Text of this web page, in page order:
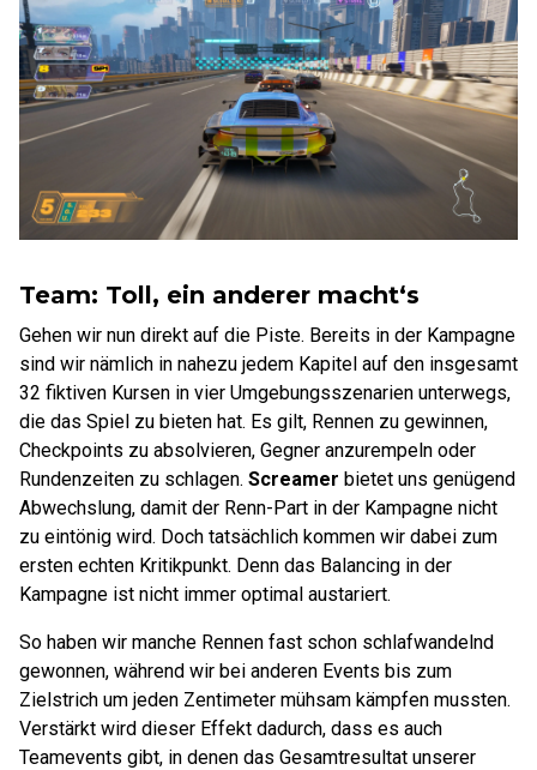
Team: Toll, ein anderer macht‘s
Gehen wir nun direkt auf die Piste. Bereits in der Kampagne
sind wir nämlich in nahezu jedem Kapitel auf den insgesamt
32 fiktiven Kursen in vier Umgebungsszenarien unterwegs,
die das Spiel zu bieten hat. Es gilt, Rennen zu gewinnen,
Checkpoints zu absolvieren, Gegner anzurempeln oder
Rundenzeiten zu schlagen. Screamer bietet uns genügend
Abwechslung, damit der Renn-Part in der Kampagne nicht
zu eintönig wird. Doch tatsächlich kommen wir dabei zum
ersten echten Kritikpunkt. Denn das Balancing in der
Kampagne ist nicht immer optimal austariert.
So haben wir manche Rennen fast schon schlafwandelnd
gewonnen, während wir bei anderen Events bis zum
Zielstrich um jeden Zentimeter mühsam kämpfen mussten.
Verstärkt wird dieser Effekt dadurch, dass es auch
Teamevents gibt, in denen das Gesamtresultat unserer